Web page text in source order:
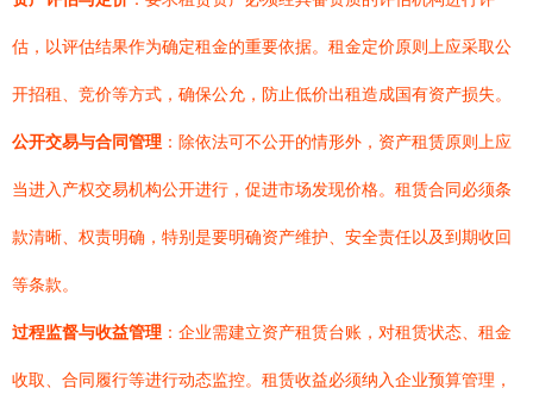
估，以评估结果作为确定租金的重要依据。租金定价原则上应采取公
开招租、竞价等方式，确保公允，防止低价出租造成国有资产损失。
公开交易与合同管理 ：除依法可不公开的情形外，资产租赁原则上应
当进入产权交易机构公开进行，促进市场发现价格。租赁合同必须条
款清晰、权责明确，特别是要明确资产维护、安全责任以及到期收回
等条款。
过程监督与收益管理 ：企业需建立资产租赁台账，对租赁状态、租金
收取、合同履行等进行动态监控。租赁收益必须纳入企业预算管理，